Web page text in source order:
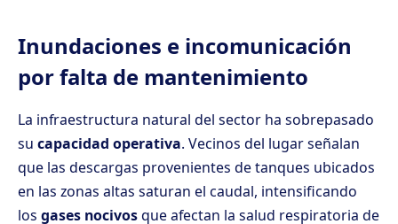
Inundaciones e incomunicación
por falta de mantenimiento
La infraestructura natural del sector ha sobrepasado
su capacidad operativa. Vecinos del lugar señalan
que las descargas provenientes de tanques ubicados
en las zonas altas saturan el caudal, intensificando
los gases nocivosque afectan la salud respiratoria de